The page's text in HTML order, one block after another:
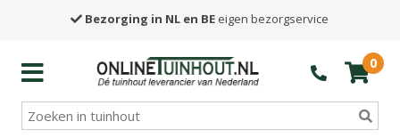
Bezorging in NL en BE eigen bezorgservice
0